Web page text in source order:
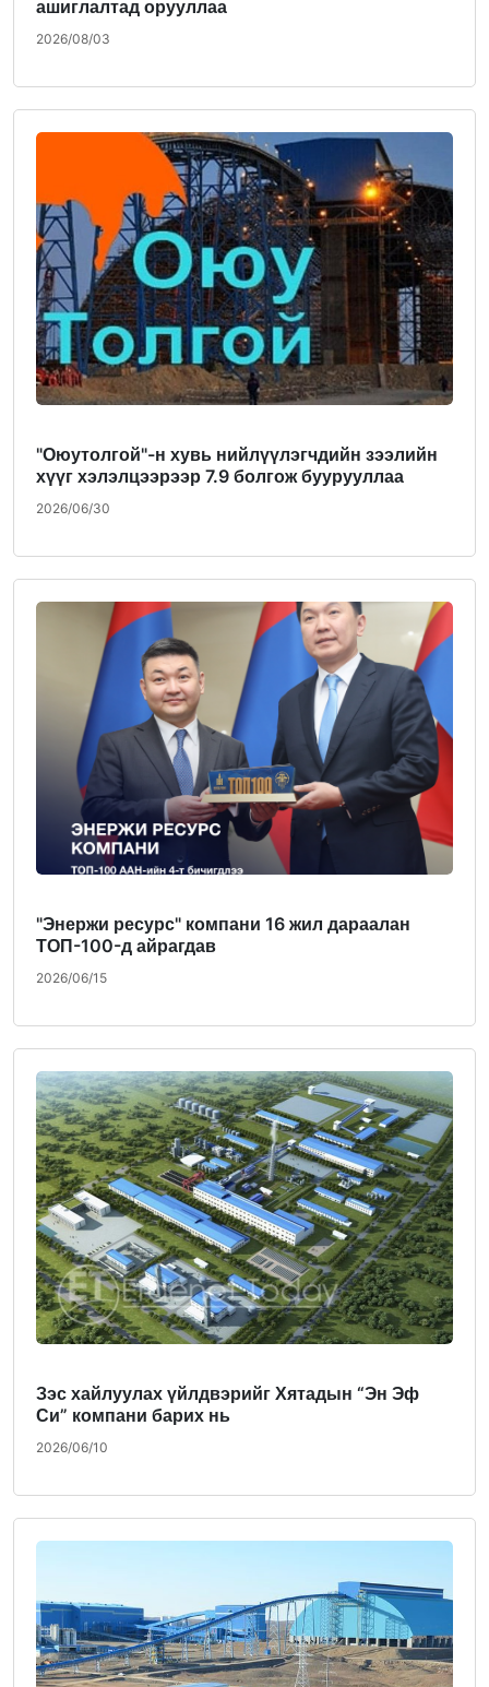
ашиглалтад орууллаа
2026/08/03
"Оюутолгой"-н хувь нийлүүлэгчдийн зээлийн
хүүг хэлэлцээрээр 7.9 болгож буурууллаа
2026/06/30
"Энержи ресурс" компани 16 жил дараалан
ТОП-100-д айрагдав
2026/06/15
Зэс хайлуулах үйлдвэрийг Хятадын “Эн Эф
Си” компани барих нь
2026/06/10